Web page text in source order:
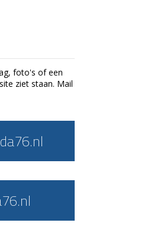
foto's of een
ziet staan. Mail